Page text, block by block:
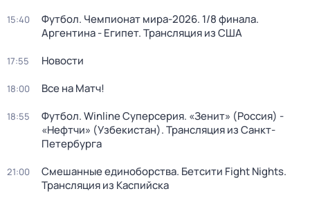
15:40
Футбол. Чемпионат мира-2026. 1/8 финала.
Аргентина - Египет. Трансляция из США
17:55 Новости
18:00 Все на Матч!
18:55
Футбол. Winline Суперсерия. «Зенит» (Россия) -
«Нефтчи» (Узбекистан). Трансляция из Санкт-
Петербурга
21:00
Смешанные единоборства. Бетсити Fight Nights.
Трансляция из Каспийска